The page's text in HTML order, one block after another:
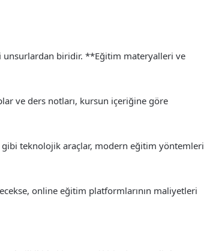
biridir. **Eğitim materyalleri ve
ve ders notları, kursun içeriğine göre
teknolojik araçlar, modern eğitim yöntemleri
online eğitim platformlarının maliyetleri